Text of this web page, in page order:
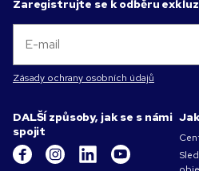
Zaregistrujte se k odběru
Zásady ochrany osobních údajů
DALŠÍ způsoby, jak se s námi
spojit